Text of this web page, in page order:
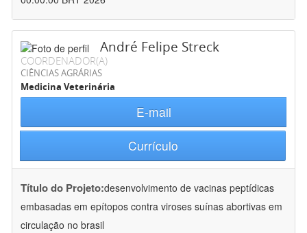
André Felipe Streck
COORDENADOR(A)
CIÊNCIAS AGRÁRIAS
Medicina Veterinária
E-mail
Currículo
Título do Projeto:desenvolvimento de vacinas peptídicas
embasadas em epítopos contra viroses suínas abortivas em
circulação no brasil